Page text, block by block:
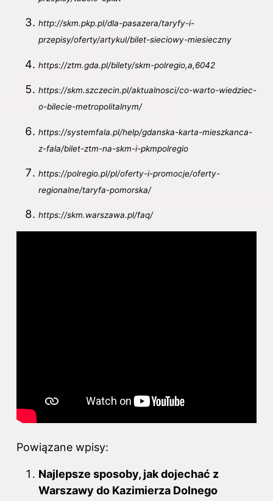
http://skm.pkp.pl/dla-pasazera/taryfy-i-
przepisy/oferty/artykul/bilet-sieciowy-miesieczny
https://ztm.gda.pl/bilety/skm-polregio,a,6042
https://skm.szczecin.pl/aktualnosci/co-warto-wiedziec-
o-bilecie-metropolitalnym/
https://systemfala.pl/help/gdanska-karta-mieszkanca-
z-fala/bilet-ztm-na-skm-i-pkmpolregio
https://polregio.pl/pl/oferty-i-promocje/oferty-
regionalne/taryfa-pomorska/
https://skm.warszawa.pl/faq/
Powiązane wpisy:
Najlepsze sposoby, jak dojechać z
Warszawy do Kazimierza Dolnego